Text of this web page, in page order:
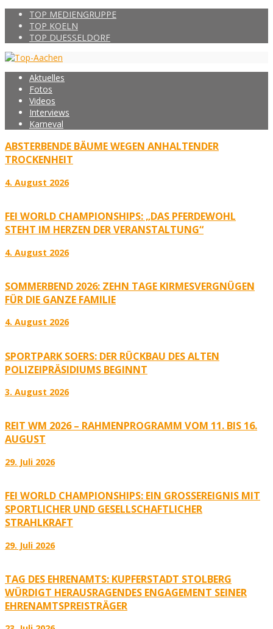
TOP MEDIENGRUPPE
TOP KOELN
TOP DUESSELDORF
Aktuelles
Fotos
Videos
Interviews
Karneval
ABSTERBENDE BÄUME WEGEN ANHALTENDER
TROCKENHEIT
4. August 2026
FEI WORLD CHAMPIONSHIPS: „DAS PFERDEWOHL
STEHT IM HERZEN DER VERANSTALTUNG“
4. August 2026
SOMMERBEND 2026: ZEHN TAGE KIRMESVERGNÜGEN
FÜR DIE GANZE FAMILIE
4. August 2026
SPORTPARK SOERS: DER RÜCKBAU DES ALTEN
POLIZEIPRÄSIDIUMS BEGINNT
3. August 2026
REIT WM 2026 – RAHMENPROGRAMM VOM 11. BIS 16.
AUGUST
29. Juli 2026
FEI WORLD CHAMPIONSHIPS: EIN GROSSEREIGNIS MIT S
PORTLICHER UND GESELLSCHAFTLICHER S
TRAHLKRAFT
29. Juli 2026
TAG DES EHRENAMTS: KUPFERSTADT STOLBERG
WÜRDIGT HERAUSRAGENDES ENGAGEMENT SEINER
EHRENAMTSPREISTRÄGER